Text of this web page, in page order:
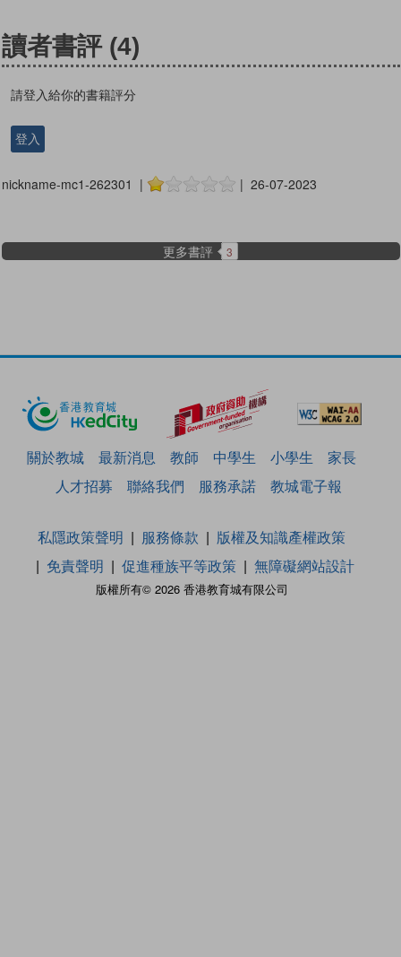
讀者書評 (4)
請登入給你的書籍評分
登入
nickname-mc1-262301 | | 26-07-2023
更多書評 3
關於教城 最新消息 教師 中學生 小學生
家長
人才招募
聯絡我們 服務承諾 教城電子報
版權所有© 2026 香港教育城有限公司
私隱政策聲明 服務條款
版權及知識產權政策
免責聲明
促進種族平等政策 無障礙網站設計